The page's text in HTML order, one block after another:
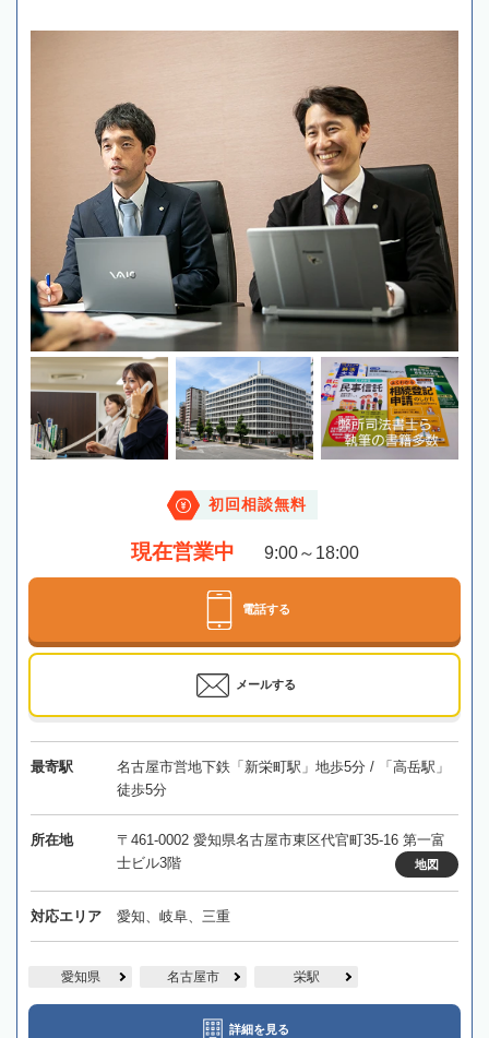
初回相談無料
現在営業中 9:00～18:00
電話する
メールする
最寄駅
名古屋市営地下鉄「新栄町駅」地歩5分 / 「高岳駅」
徒歩5分
所在地
〒461-0002 愛知県名古屋市東区代官町35-16 第一富
士ビル3階
地図
対応エリア 愛知、岐阜、三重
愛知県 名古屋市 栄駅
詳細を見る